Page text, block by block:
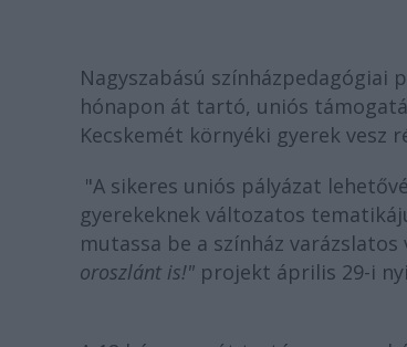
Nagyszabású színházpedagógiai
hónapon át tartó, uniós
Kecskemét környéki gyerek vesz
"A sikeres uniós pályázat
gyerekeknek változatos
mutassa be a színház
oroszlánt is!" projekt április 29-i